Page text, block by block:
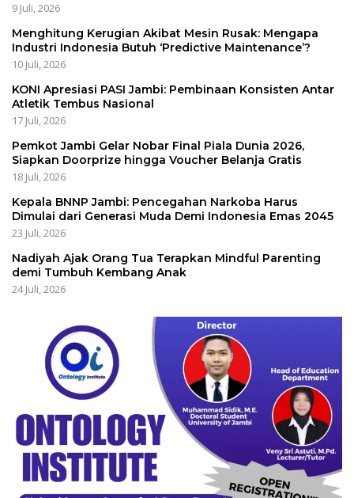
9 Juli, 2026
Menghitung Kerugian Akibat Mesin Rusak: Mengapa
Industri Indonesia Butuh ‘Predictive Maintenance’?
10 Juli, 2026
KONI Apresiasi PASI Jambi: Pembinaan Konsisten Antar
Atletik Tembus Nasional
17 Juli, 2026
Pemkot Jambi Gelar Nobar Final Piala Dunia 2026,
Siapkan Doorprize hingga Voucher Belanja Gratis
18 Juli, 2026
Kepala BNNP Jambi: Pencegahan Narkoba Harus
Dimulai dari Generasi Muda Demi Indonesia Emas 2045
23 Juli, 2026
Nadiyah Ajak Orang Tua Terapkan Mindful Parenting
demi Tumbuh Kembang Anak
24 Juli, 2026